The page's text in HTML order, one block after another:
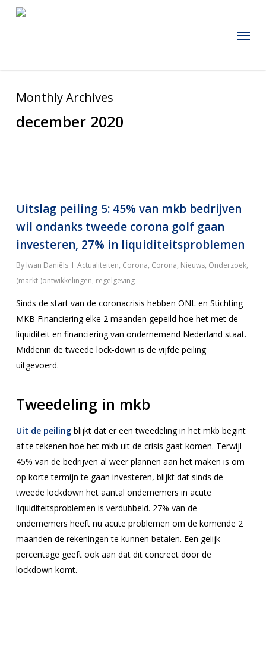
Menu
Monthly Archives
december 2020
Uitslag peiling 5: 45% van mkb bedrijven
wil ondanks tweede corona golf gaan
investeren, 27% in liquiditeitsproblemen
By Iwan Daniëls Actualiteiten, Corona, Corona, Nieuws, Onderzoek,
(markt-)ontwikkelingen, regelgeving
Sinds de start van de coronacrisis hebben ONL en Stichting
MKB Financiering elke 2 maanden gepeild hoe het met de
liquiditeit en financiering van ondernemend Nederland staat.
Middenin de tweede lock-down is de vijfde peiling
uitgevoerd.
Tweedeling in mkb
Uit de peilingblijkt dat er een tweedeling in het mkb begint
af te tekenen hoe het mkb uit de crisis gaat komen. Terwijl
45% van de bedrijven al weer plannen aan het maken is om
op korte termijn te gaan investeren, blijkt dat sinds de
tweede lockdown het aantal ondernemers in acute
liquiditeitsproblemen is verdubbeld. 27% van de
ondernemers heeft nu acute problemen om de komende 2
maanden de rekeningen te kunnen betalen. Een gelijk
percentage geeft ook aan dat dit concreet door de
lockdown komt.